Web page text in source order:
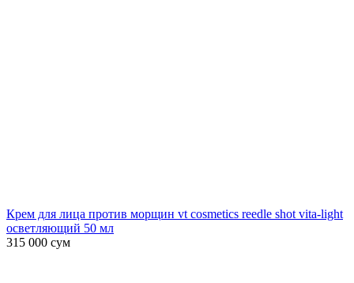
Крем для лица против морщин vt cosmetics reedle shot vita-light
осветляющий 50 мл
315 000 сум